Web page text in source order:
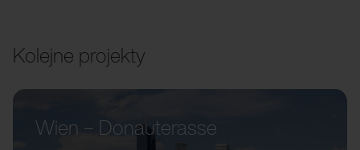
Kolejne projekty
Wien – Donauterasse